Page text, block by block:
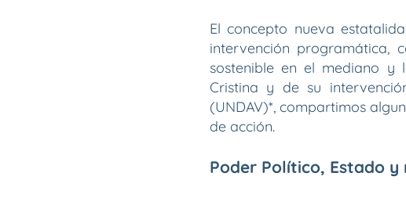
El concepto nueva
intervención programática,
sostenible en el mediano y
Cristina y de su
(UNDAV)*, compartimos
de acción.
Poder Político, Estado